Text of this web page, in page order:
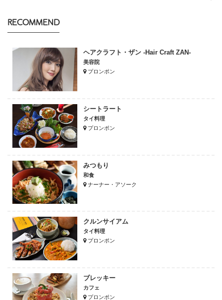
RECOMMEND
ヘアクラフト・ザン -Hair Craft ZAN-
美容院
プロンポン
シートラート
タイ料理
プロンポン
みつもり
和食
ナーナー・アソーク
クルンサイアム
タイ料理
プロンポン
ブレッキー
カフェ
プロンポン